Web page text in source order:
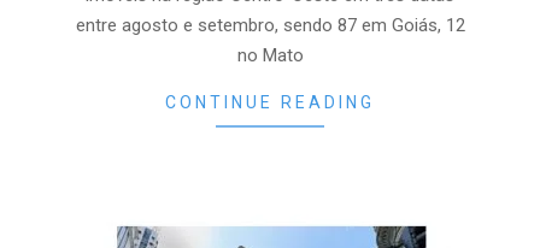
entre agosto e setembro, sendo 87 em Goiás, 12
no Mato
CONTINUE READING